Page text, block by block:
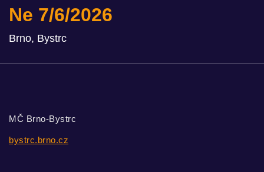
Ne 7/6/2026
Brno, Bystrc
MČ Brno-Bystrc
bystrc.brno.cz